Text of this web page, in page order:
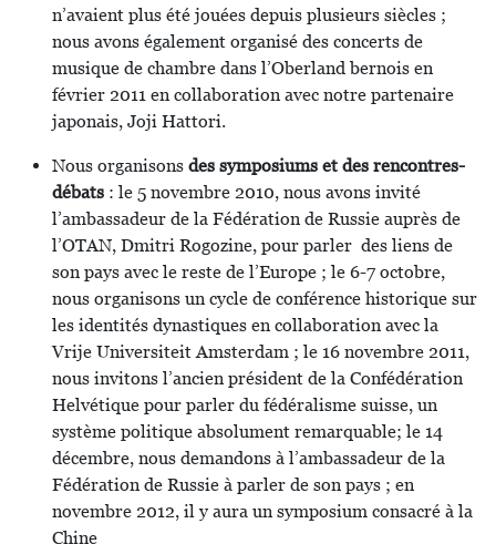
n’avaient plus été jouées depuis plusieurs siècles ;
nous avons également organisé des concerts de
musique de chambre dans l’Oberland bernois en
février 2011 en collaboration avec notre partenaire
japonais, Joji Hattori.
Nous organisons des symposiums et des rencontres-
débats : le 5 novembre 2010, nous avons invité
l’ambassadeur de la Fédération de Russie auprès de
l’OTAN, Dmitri Rogozine, pour parler des liens de
son pays avec le reste de l’Europe ; le 6-7 octobre,
nous organisons un cycle de conférence historique sur
les identités dynastiques en collaboration avec la
Vrije Universiteit Amsterdam ; le 16 novembre 2011,
nous invitons l’ancien président de la Confédération
Helvétique pour parler du fédéralisme suisse, un
système politique absolument remarquable; le 14
décembre, nous demandons à l’ambassadeur de la
Fédération de Russie à parler de son pays ; en
novembre 2012, il y aura un symposium consacré à la
Chine